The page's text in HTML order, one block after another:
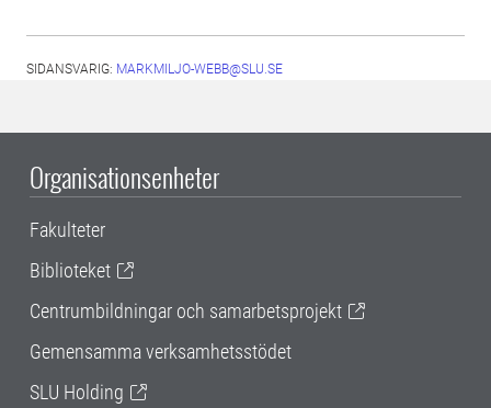
SIDANSVARIG: MARKMILJO-WEBB@SLU.SE
Organisationsenheter
Fakulteter
Biblioteket
Centrumbildningar och samarbetsprojekt
Gemensamma verksamhetsstödet
SLU Holding